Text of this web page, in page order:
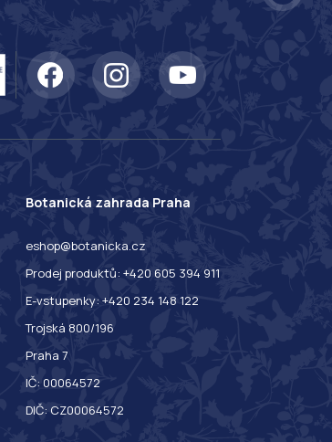
Botanická zahrada Praha
eshop@botanicka.cz
Prodej produktů: +420 605 394 911
E-vstupenky: +420 234 148 122
Trojská 800/196
Praha 7
IČ: 00064572
DIČ: CZ00064572